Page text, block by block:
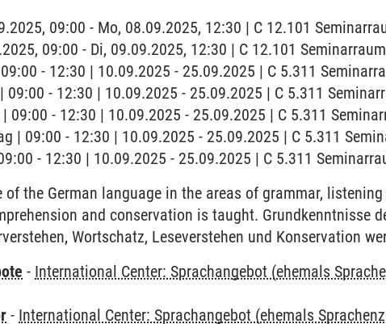
09:00 - Mo, 08.09.2025, 12:30 | C 12.101
09:00 - Di, 09.09.2025, 12:30 | C 12.101 Seminarraum
- 12:30 | 10.09.2025 - 25.09.2025 | C 5.311
- 12:30 | 10.09.2025 - 25.09.2025 | C 5.311
- 12:30 | 10.09.2025 - 25.09.2025 | C 5.311
| 09:00 - 12:30 | 10.09.2025 - 25.09.2025 | C 5.311
- 12:30 | 10.09.2025 - 25.09.2025 | C 5.311
of the German language in the areas of grammar,
and conservation is taught. Grundkenntnisse
Wortschatz, Leseverstehen und Konservation
- International Center: Sprachangebot (ehemals
- International Center: Sprachangebot (ehemals